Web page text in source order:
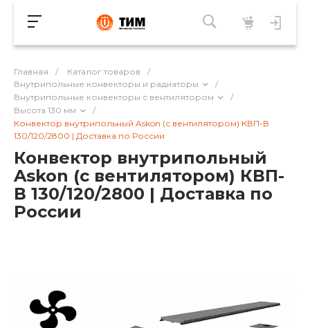
Главная / Каталог товаров
/
Внутрипольные конвекторы и радиаторы
/
Внутрипольные конвекторы с вентилятором
/
Высота 130 мм
/
Конвектор внутрипольный Askon (с вентилятором) КВП-В
130/120/2800 | Доставка по России
Конвектор внутрипольный
Askon (с вентилятором) КВП-
В 130/120/2800 | Доставка по
России